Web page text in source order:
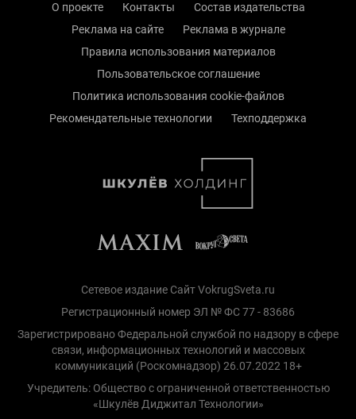
О проекте Контакты
Состав издательства
Реклама на сайте
Реклама в журнале
Правила использования материалов
Пользовательское соглашение
Политика использования cookie-файлов
Рекомендательные технологии
Техподдержка
Сетевое издание Сайт VokrugSveta.ru
Регистрационный номер ЭЛ № ФС 77 - 83686
Зарегистрировано Федеральной службой по надзору в сфере
связи, информационных технологий и массовых
коммуникаций (Роскомнадзор) 26.07.2022 18+
Учредитель: Общество с ограниченной ответственностью
«Шкулёв Диджитал Технологии»